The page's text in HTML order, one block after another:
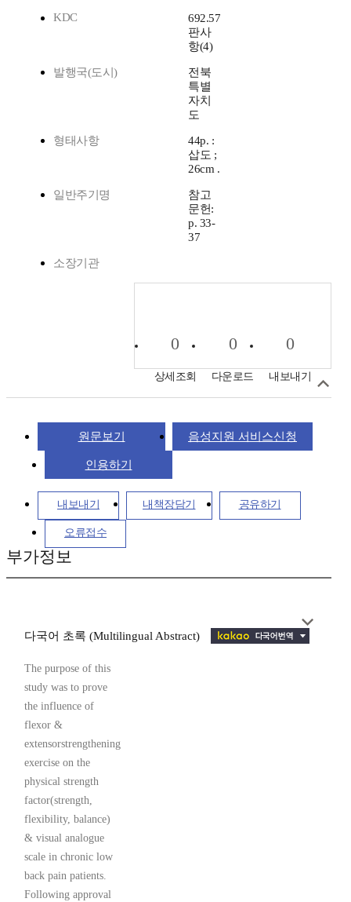
KDC
692.57
판사
항(4)
발행국(도시)
전북
특별
자치
도
형태사항
44p. :
삽도 ;
26cm .
일반주기명
참고
문헌:
p. 33-
37
소장기관
0
상세조회
0
다운로드
0
내보내기
원문보기 음성지원 서비스신청
인용하기
내보내기 내책장담기 공유하기
오류접수
부가정보
다국어 초록 (Multilingual Abstract)
The purpose of this
study was to prove
the influence of
flexor &
extensorstrengthening
exercise on the
physical strength
factor(strength,
flexibility, balance)
& visual analogue
scale in chronic low
back pain patients.
Following approval